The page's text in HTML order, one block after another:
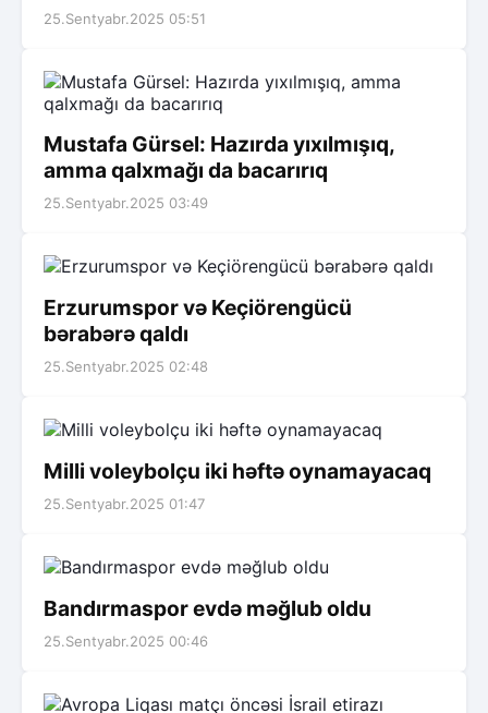
25.Sentyabr.2025 05:51
Mustafa Gürsel: Hazırda yıxılmışıq,
amma qalxmağı da bacarırıq
25.Sentyabr.2025 03:49
Erzurumspor və Keçiörengücü
bərabərə qaldı
25.Sentyabr.2025 02:48
Milli voleybolçu iki həftə oynamayacaq
25.Sentyabr.2025 01:47
Bandırmaspor evdə məğlub oldu
25.Sentyabr.2025 00:46